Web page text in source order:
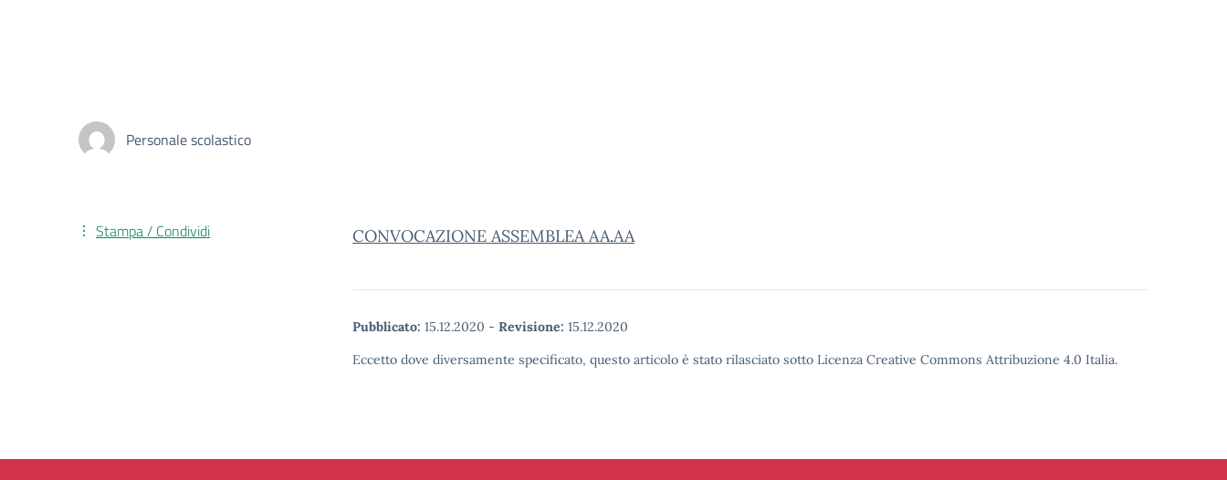
Personale scolastico
CONVOCAZIONE ASSEMBLEA AA.AA
Pubblicato: 15.12.2020 - Revisione: 15.12.2020
Eccetto dove diversamente specificato, questo articolo è stato rilasciato sotto Licenza Creative Commons Attribuzione 4.0 Italia.
Stampa / Condividi